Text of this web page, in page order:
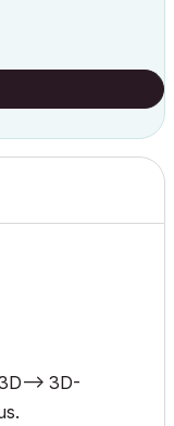
> 3D-